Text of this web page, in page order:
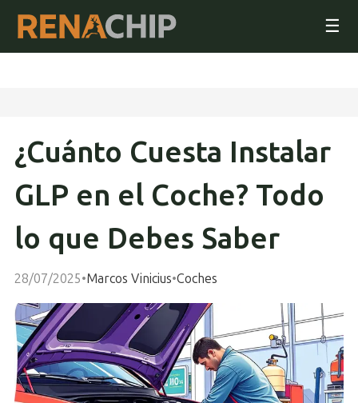
☰
¿Cuánto Cuesta Instalar
GLP en el Coche? Todo
lo que Debes Saber
28/07/2025•Marcos Vinicius•Coches